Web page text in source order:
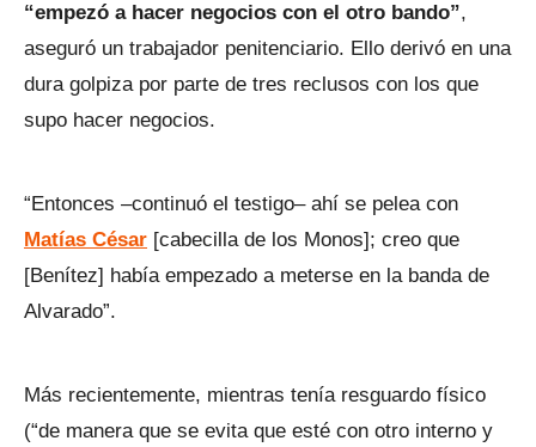
“empezó a hacer negocios con el otro bando”,
aseguró un trabajador penitenciario. Ello derivó en una
dura golpiza por parte de tres reclusos con los que
supo hacer negocios.
“Entonces –continuó el testigo– ahí se pelea con
Matías César [cabecilla de los Monos]; creo que
[Benítez] había empezado a meterse en la banda de
Alvarado”.
Más recientemente, mientras tenía resguardo físico
(“de manera que se evita que esté con otro interno y